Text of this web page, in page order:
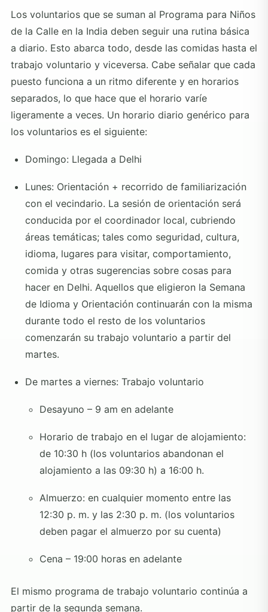
Los voluntarios que se suman al Programa para Niños
de la Calle en la India deben seguir una rutina básica
a diario. Esto abarca todo, desde las comidas hasta el
trabajo voluntario y viceversa. Cabe señalar que cada
puesto funciona a un ritmo diferente y en horarios
separados, lo que hace que el horario varíe
ligeramente a veces. Un horario diario genérico para
los voluntarios es el siguiente:
Domingo: Llegada a Delhi
Lunes: Orientación + recorrido de familiarización
con el vecindario. La sesión de orientación será
conducida por el coordinador local, cubriendo
áreas temáticas; tales como seguridad, cultura,
idioma, lugares para visitar, comportamiento,
comida y otras sugerencias sobre cosas para
hacer en Delhi. Aquellos que eligieron la Semana
de Idioma y Orientación continuarán con la misma
durante todo el resto de los voluntarios
comenzarán su trabajo voluntario a partir del
martes.
De martes a viernes: Trabajo voluntario
Desayuno – 9 am en adelante
Horario de trabajo en el lugar de alojamiento:
de 10:30 h (los voluntarios abandonan el
alojamiento a las 09:30 h) a 16:00 h.
Almuerzo: en cualquier momento entre las
12:30 p. m. y las 2:30 p. m. (los voluntarios
deben pagar el almuerzo por su cuenta)
Cena – 19:00 horas en adelante
El mismo programa de trabajo voluntario continúa a
partir de la segunda semana.